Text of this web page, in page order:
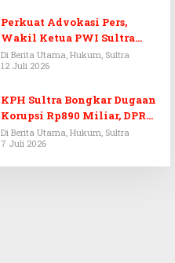
Perkuat Advokasi Pers,
Wakil Ketua PWI Sultra
Resmi Dilantik Menjadi
Advokat PERADI
Di Berita Utama, Hukum, Sultra
12 Juli 2026
KPH Sultra Bongkar Dugaan
Korupsi Rp890 Miliar, DPRD
Sultra Gelar RDP
Di Berita Utama, Hukum, Sultra
7 Juli 2026